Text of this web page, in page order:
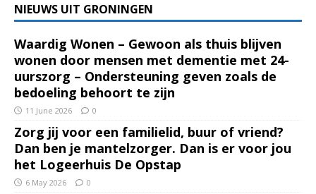
NIEUWS UIT GRONINGEN
Waardig Wonen – Gewoon als thuis blijven
wonen door mensen met dementie met 24-
uurszorg – Ondersteuning geven zoals de
bedoeling behoort te zijn
11 June 2026 0
Zorg jij voor een familielid, buur of vriend?
Dan ben je mantelzorger. Dan is er voor jou
het Logeerhuis De Opstap
6 May 2026 0